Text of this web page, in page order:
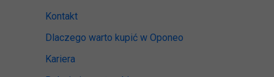
Kontakt
Dlaczego warto kupić w Oponeo
Kariera